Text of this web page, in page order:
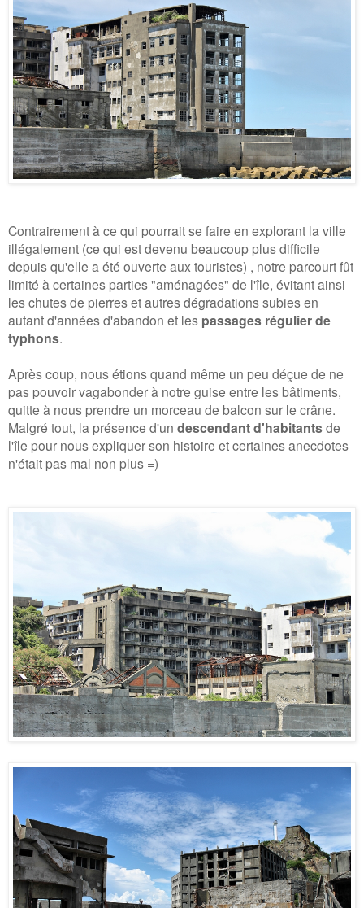
Contrairement à ce qui pourrait se faire en explorant la ville
illégalement (ce qui est devenu beaucoup plus difficile
depuis qu'elle a été ouverte aux touristes) , notre parcourt fût
limité à certaines parties "aménagées" de l'île, évitant ainsi
les chutes de pierres et autres dégradations subies en
autant d'années d'abandon et les passages régulier de
typhons.
Après coup, nous étions quand même un peu déçue de ne
pas pouvoir vagabonder à notre guise entre les bâtiments,
quitte à nous prendre un morceau de balcon sur le crâne.
Malgré tout, la présence d'un descendant d'habitantsde
l'île pour nous expliquer son histoire et certaines anecdotes
n'était pas mal non plus =)